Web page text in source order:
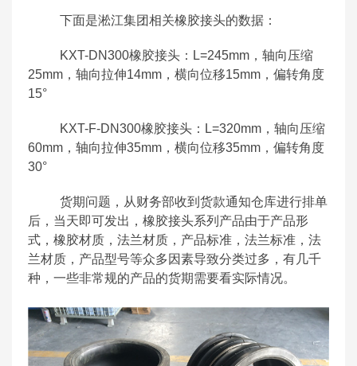
下面是淞江集团相关橡胶接头的数据：
KXT-DN300橡胶接头：L=245mm，轴向压缩
25mm，轴向拉伸14mm，横向位移15mm，偏转角度
15°
KXT-F-DN300橡胶接头：L=320mm，轴向压缩
60mm，轴向拉伸35mm，横向位移35mm，偏转角度
30°
货期问题，从财务部收到货款通知仓库进行排单
后，当天即可发出，橡胶接头系列产品由于产品形
式，橡胶材质，法兰材质，产品标准，法兰标准，法
兰材质，产品型号等众多因素导致分类过多，有几千
种，一些非常规的产品的货期需要看实际情况。